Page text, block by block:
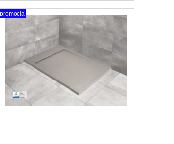
promocja